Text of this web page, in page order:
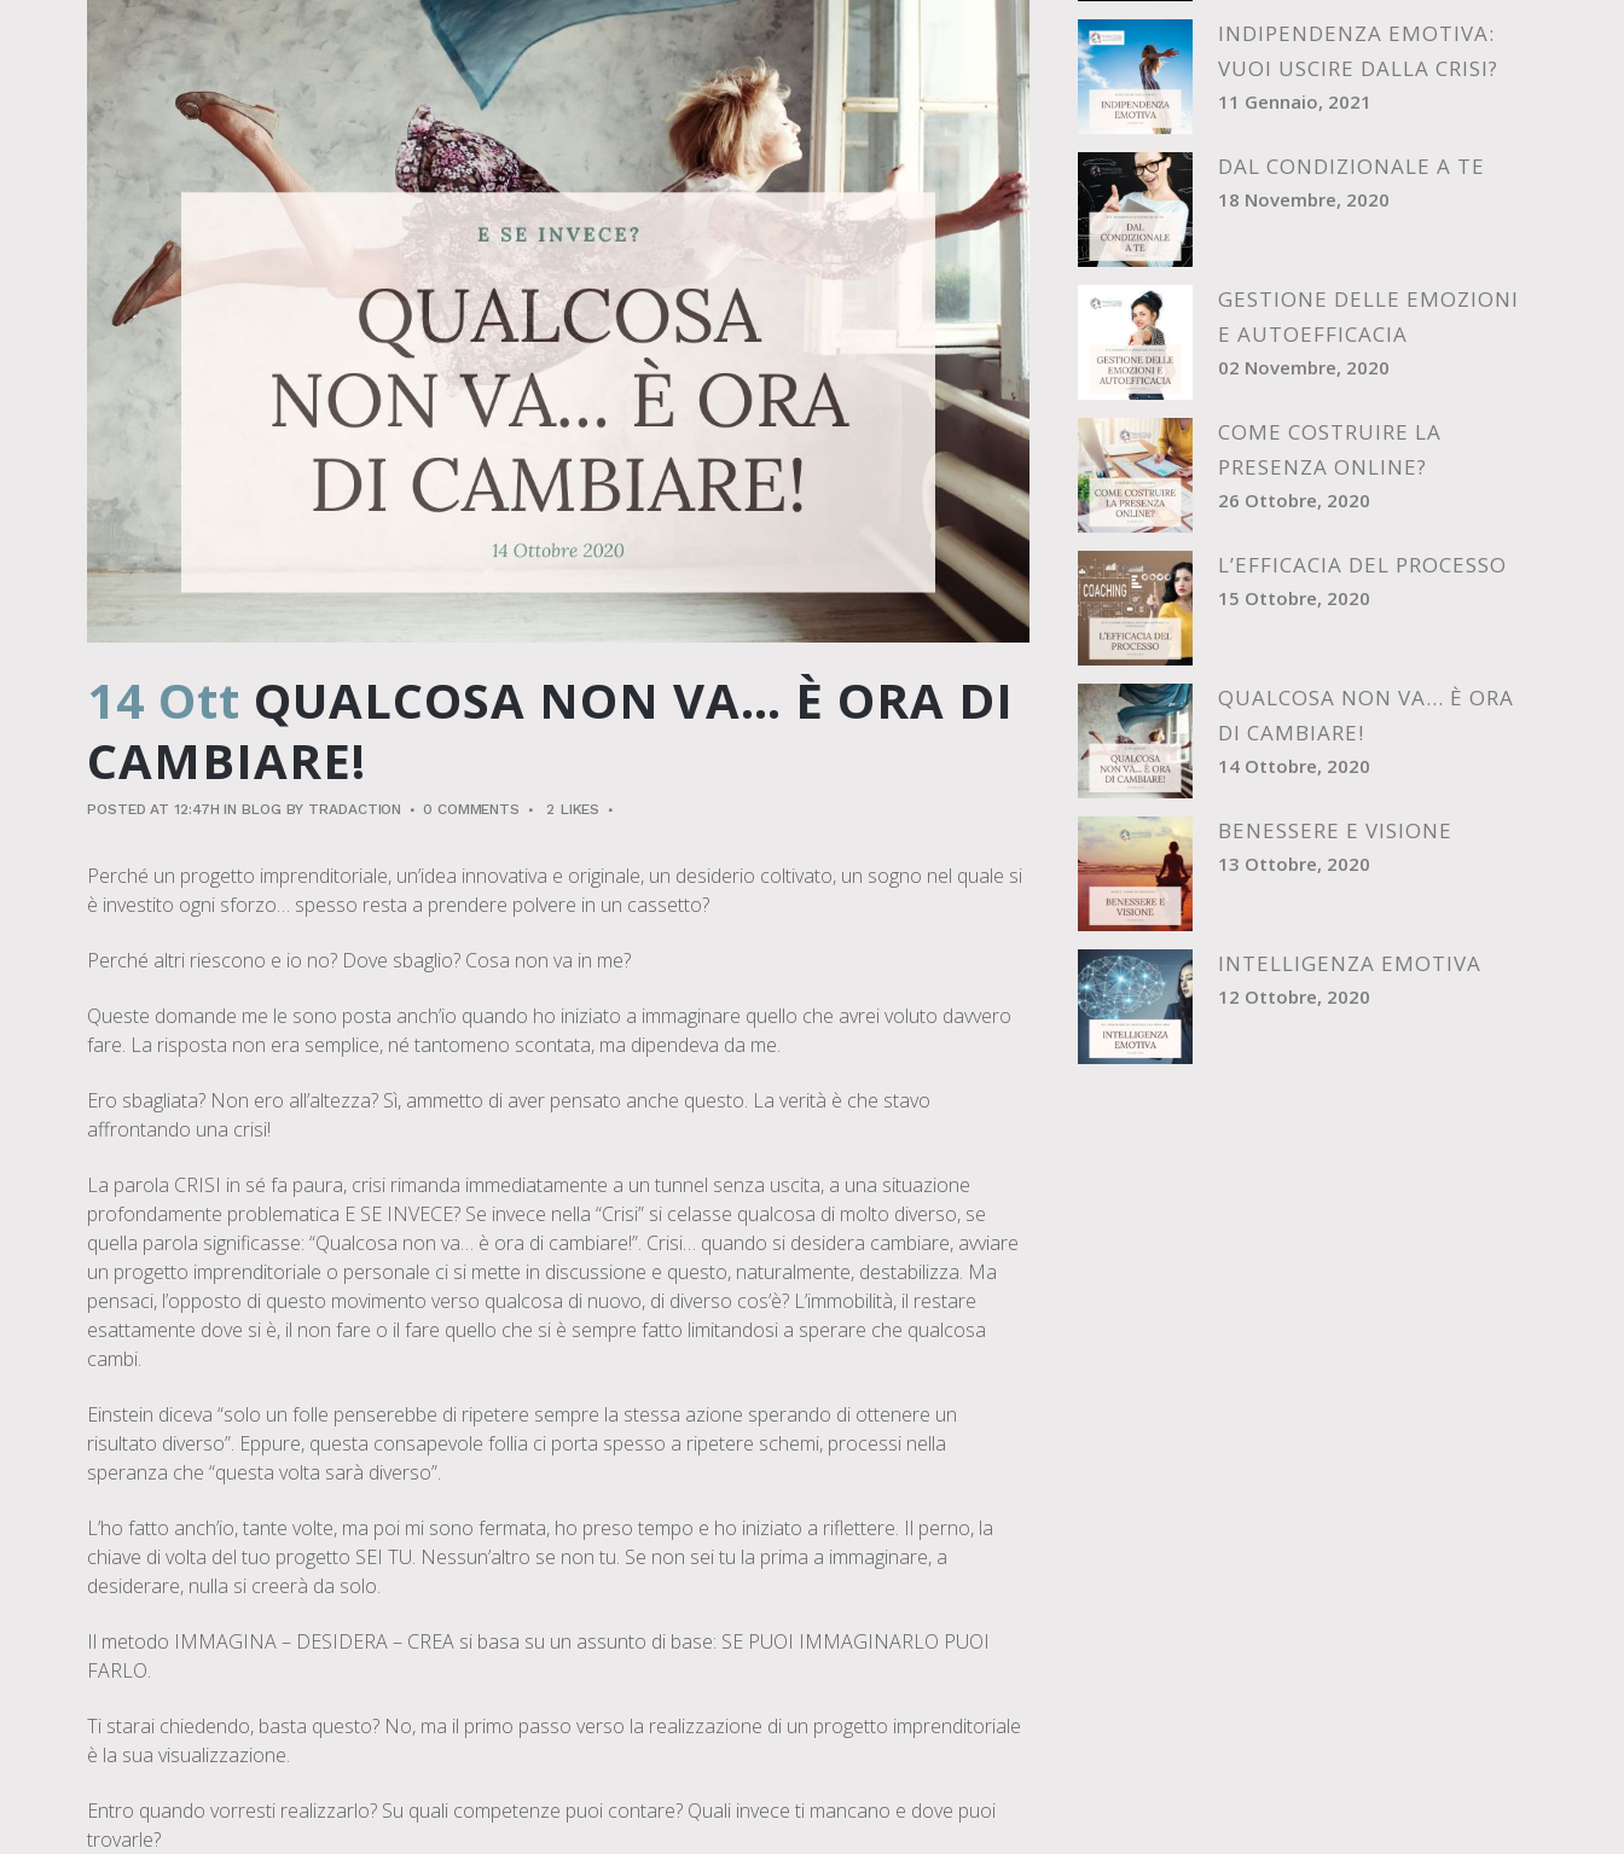
14 Ott QUALCOSA NON VA… È ORA DI
CAMBIARE!
POSTED AT 12:47H INBLOG BY TRADACTION 0 COMMENTS 2 LIKES
Perché un progetto imprenditoriale, un’idea innovativa e originale, un desiderio coltivato, un sogno nel quale si
è investito ogni sforzo… spesso resta a prendere polvere in un cassetto?
Perché altri riescono e io no? Dove sbaglio? Cosa non va in me?
Queste domande me le sono posta anch’io quando ho iniziato a immaginare quello che avrei voluto davvero
fare. La risposta non era semplice, né tantomeno scontata, ma dipendeva da me.
Ero sbagliata? Non ero all’altezza? Sì, ammetto di aver pensato anche questo. La verità è che stavo
affrontando una crisi!
La parola CRISI in sé fa paura, crisi rimanda immediatamente a un tunnel senza uscita, a una situazione
profondamente problematica E SE INVECE? Se invece nella “Crisi” si celasse qualcosa di molto diverso, se
quella parola significasse: “Qualcosa non va… è ora di cambiare!”. Crisi… quando si desidera cambiare, avviare
un progetto imprenditoriale o personale ci si mette in discussione e questo, naturalmente, destabilizza. Ma
pensaci, l’opposto di questo movimento verso qualcosa di nuovo, di diverso cos’è? L’immobilità, il restare
esattamente dove si è, il non fare o il fare quello che si è sempre fatto limitandosi a sperare che qualcosa
cambi.
Einstein diceva “solo un folle penserebbe di ripetere sempre la stessa azione sperando di ottenere un
risultato diverso”. Eppure, questa consapevole follia ci porta spesso a ripetere schemi, processi nella
speranza che “questa volta sarà diverso”.
L’ho fatto anch’io, tante volte, ma poi mi sono fermata, ho preso tempo e ho iniziato a riflettere. Il perno, la
chiave di volta del tuo progetto SEI TU. Nessun’altro se non tu. Se non sei tu la prima a immaginare, a
desiderare, nulla si creerà da solo.
Il metodo IMMAGINA – DESIDERA – CREA si basa su un assunto di base: SE PUOI IMMAGINARLO PUOI
FARLO.
Ti starai chiedendo, basta questo? No, ma il primo passo verso la realizzazione di un progetto imprenditoriale
è la sua visualizzazione.
Entro quando vorresti realizzarlo? Su quali competenze puoi contare? Quali invece ti mancano e dove puoi
trovarle?
INDIPENDENZA EMOTIVA:
VUOI USCIRE DALLA CRISI?
11 Gennaio, 2021
DAL CONDIZIONALE A TE
18 Novembre, 2020
GESTIONE DELLE EMOZIONI
E AUTOEFFICACIA
02 Novembre, 2020
COME COSTRUIRE LA
PRESENZA ONLINE?
26 Ottobre, 2020
L’EFFICACIA DEL PROCESSO
15 Ottobre, 2020
QUALCOSA NON VA… È ORA
DI CAMBIARE!
14 Ottobre, 2020
BENESSERE E VISIONE
13 Ottobre, 2020
INTELLIGENZA EMOTIVA
12 Ottobre, 2020